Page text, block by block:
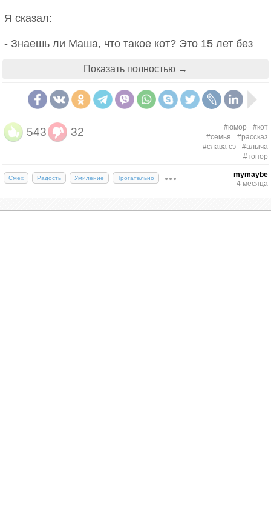
Я сказал:
- Знаешь ли Маша, что такое кот? Это 15 лет без
теперь твоя ойкумена! Тёплые моря только в кино!
что, в свои девятнадцать! Что же ты молчишь,
Мария?
- Слушаю.
- В магазин ходила. За лопаточкой.
И начинает реветь.
Показать полностью →
543 32 #юмор
#кот
#семья
#рассказ
#слава сэ
#алыча
#топор
Смех Радость Умиление Трогательно
mymaybe
4 месяца